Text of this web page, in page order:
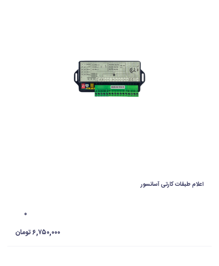
اعلام طبقات کارتی آسانسور
۰
۶,۷۵۰,۰۰۰ تومان